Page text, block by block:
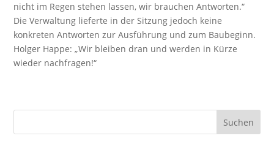
nicht im Regen stehen lassen, wir brauchen Antworten.“
Die Verwaltung lieferte in der Sitzung jedoch keine
konkreten Antworten zur Ausführung und zum Baubeginn.
Holger Happe: „Wir bleiben dran und werden in Kürze
wieder nachfragen!“